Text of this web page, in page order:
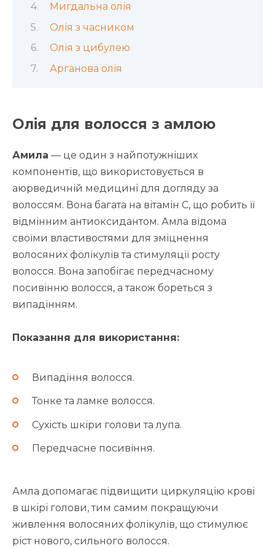
Мигдальна олія
Олія з часником
Олія з цибулею
Арганова олія
Олія для волосся з амлою
Амила — це один з найпотужніших
компонентів, що використовується в
аюрведичній медицині для догляду за
волоссям. Вона багата на вітамін C, що робить її
відмінним антиоксидантом. Амла відома
своїми властивостями для зміцнення
волосяних фолікулів та стимуляції росту
волосся. Вона запобігає передчасному
посивінню волосся, а також бореться з
випадінням.
Показання для використання:
Випадіння волосся.
Тонке та ламке волосся.
Сухість шкіри голови та лупа.
Передчасне посивіння.
Амла допомагає підвищити циркуляцію крові
в шкірі голови, тим самим покращуючи
живлення волосяних фолікулів, що стимулює
ріст нового, сильного волосся.